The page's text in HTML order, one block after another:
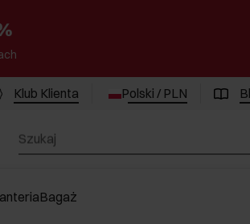
Klub Klienta Polski / PLN
Bagaż